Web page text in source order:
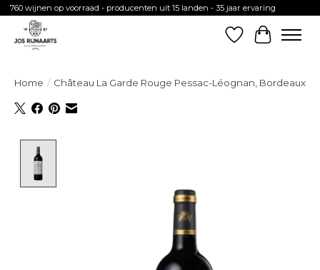
760 wijnen op voorraad - producenten uit 15 landen - 35 jaar ervaring
Verlanglijst
Home / Château La Garde Rouge Pessac-Léognan, Bordeaux